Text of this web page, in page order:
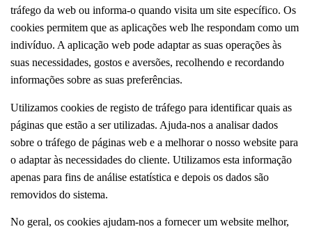
tráfego da web ou informa-o quando visita um site específico. Os
cookies permitem que as aplicações web lhe respondam como um
indivíduo. A aplicação web pode adaptar as suas operações às
suas necessidades, gostos e aversões, recolhendo e recordando
informações sobre as suas preferências.
Utilizamos cookies de registo de tráfego para identificar quais as
páginas que estão a ser utilizadas. Ajuda-nos a analisar dados
sobre o tráfego de páginas web e a melhorar o nosso website para
o adaptar às necessidades do cliente. Utilizamos esta informação
apenas para fins de análise estatística e depois os dados são
removidos do sistema.
No geral, os cookies ajudam-nos a fornecer um website melhor,